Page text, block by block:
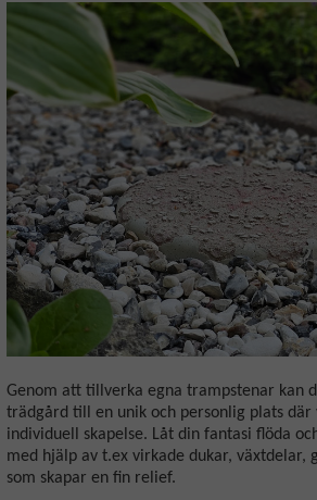
Genom att tillverka egna trampstenar kan
trädgård till en unik och personlig plats
individuell skapelse. Låt din fantasi flöda
med hjälp av t.ex virkade dukar, växtdelar,
som skapar en fin relief.